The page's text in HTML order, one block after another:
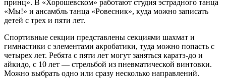
принц». В «Хорошевском» работают студия эстрадного танца
«Мы!» и ансамбль танца «Ровесник», куда можно записать
детей с трех и пяти лет.
Спортивные секции представлены секциями шахмат и
гимнастики с элементами акробатики, туда можно попасть с
четырех лет. Ребята с пяти лет могут заняться каратэ-до и
айкидо, с 10 лет — стрельбой из пневматической винтовки.
Можно выбрать одно или сразу несколько направлений.